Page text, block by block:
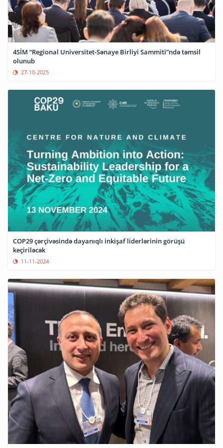
4SİM “Regional Universitet-Sənaye Birliyi Sammiti”ndə təmsil
olunub
27-10-2025
COP29 çərçivəsində dayanıqlı inkişaf liderlərinin görüşü
keçiriləcək
11-11-2024